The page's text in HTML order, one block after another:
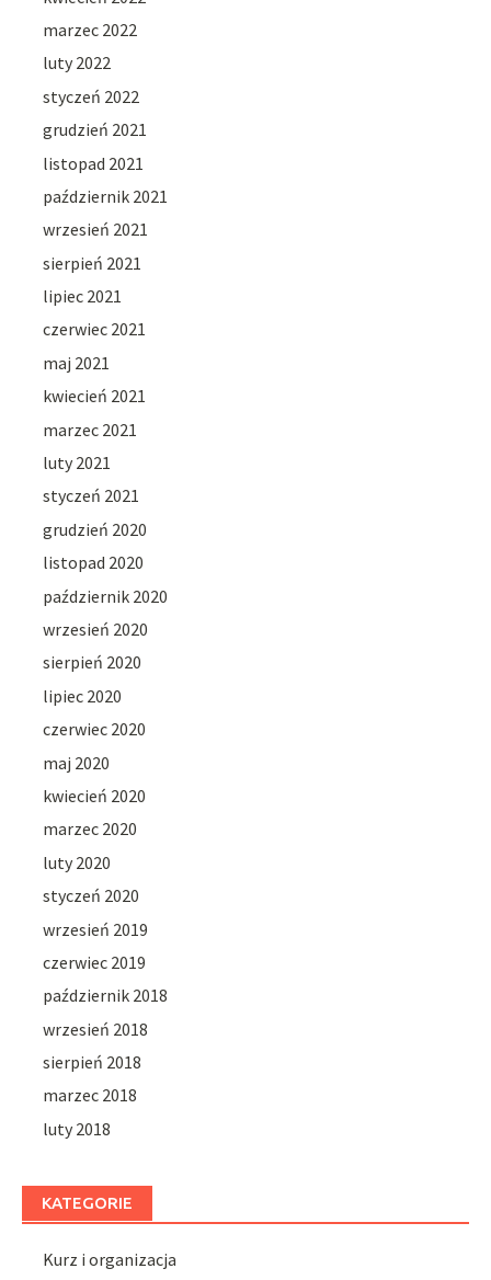
marzec 2022
luty 2022
styczeń 2022
grudzień 2021
listopad 2021
październik 2021
wrzesień 2021
sierpień 2021
lipiec 2021
czerwiec 2021
maj 2021
kwiecień 2021
marzec 2021
luty 2021
styczeń 2021
grudzień 2020
listopad 2020
październik 2020
wrzesień 2020
sierpień 2020
lipiec 2020
czerwiec 2020
maj 2020
kwiecień 2020
marzec 2020
luty 2020
styczeń 2020
wrzesień 2019
czerwiec 2019
październik 2018
wrzesień 2018
sierpień 2018
marzec 2018
luty 2018
KATEGORIE
Kurz i organizacja